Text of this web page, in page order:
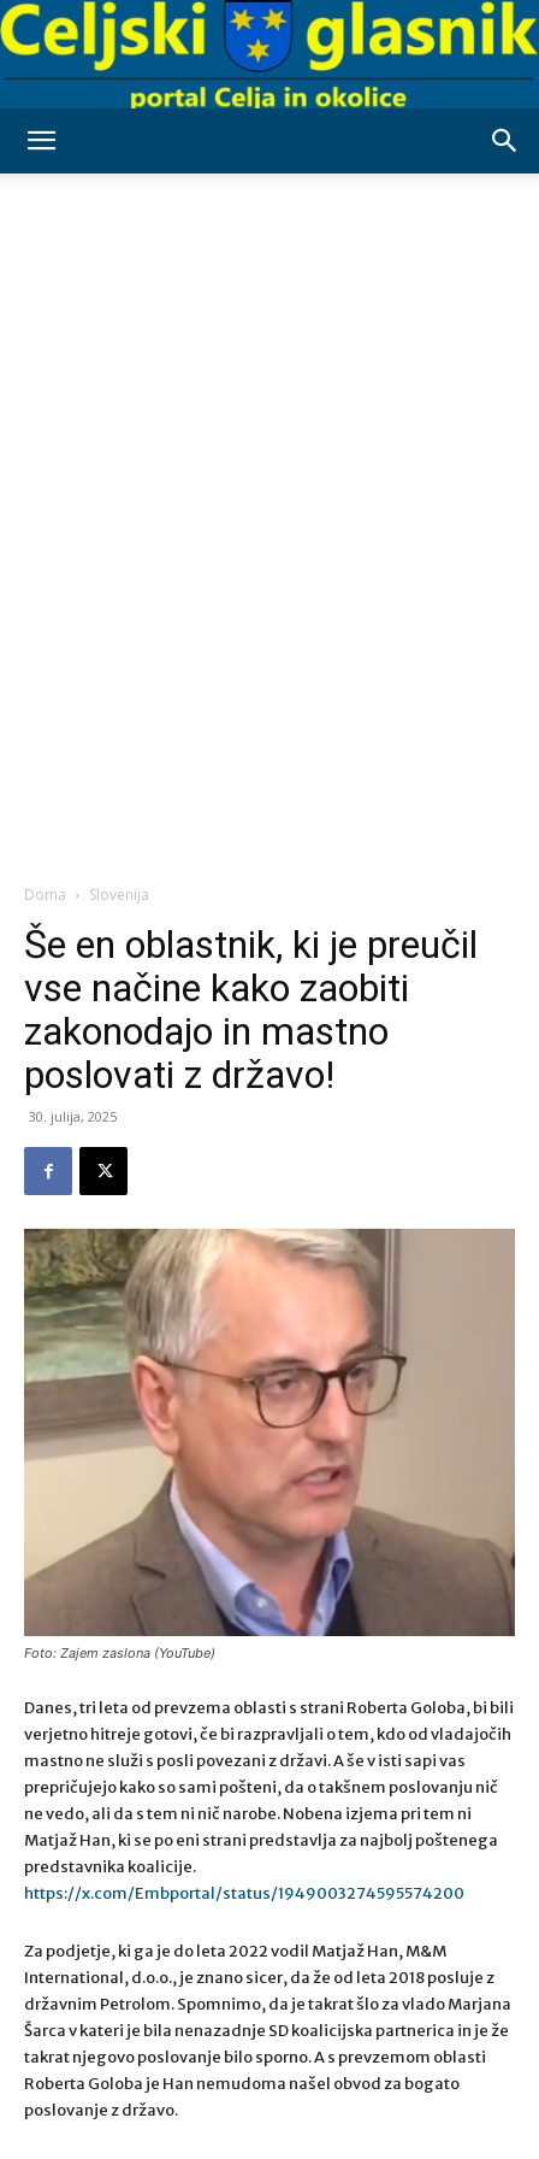
Doma Slovenija
Še en oblastnik, ki je preučil
vse načine kako zaobiti
zakonodajo in mastno
poslovati z državo!
30. julija, 2025
Foto: Zajem zaslona (YouTube)
Danes, tri leta od prevzema oblasti s strani Roberta Goloba, bi bili
verjetno hitreje gotovi, če bi razpravljali o tem, kdo od vladajočih
mastno ne služi s posli povezani z državi. A še v isti sapi vas
prepričujejo kako so sami pošteni, da o takšnem poslovanju nič
ne vedo, ali da s tem ni nič narobe. Nobena izjema pri tem ni
Matjaž Han, ki se po eni strani predstavlja za najbolj poštenega
predstavnika koalicije.
https://x.com/Embportal/status/1949003274595574200
Za podjetje, ki ga je do leta 2022 vodil Matjaž Han, M&M
International, d.o.o., je znano sicer, da že od leta 2018 posluje z
državnim Petrolom. Spomnimo, da je takrat šlo za vlado Marjana
Šarca v kateri je bila nenazadnje SD koalicijska partnerica in je že
takrat njegovo poslovanje bilo sporno. A s prevzemom oblasti
Roberta Goloba je Han nemudoma našel obvod za bogato
poslovanje z državo.